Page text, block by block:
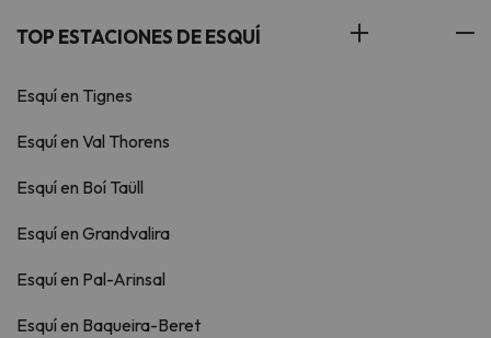
TOP ESTACIONES DE ESQUÍ
Esquí en Tignes
Esquí en Val Thorens
Esquí en Boí Taüll
Esquí en Grandvalira
Esquí en Pal-Arinsal
Esquí en Baqueira-Beret